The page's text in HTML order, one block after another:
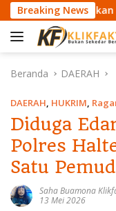
a
Breaking News
Pelayanan
Beranda DAERAH
DAERAH, HUKRIM,
Diduga
Polres
Satu
Saha Buamona
13 Mei 2026